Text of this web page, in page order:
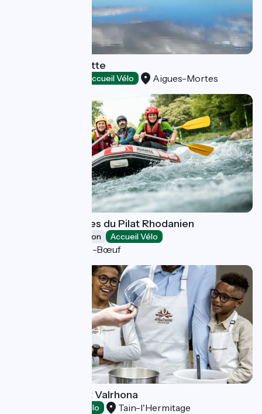
Etang de la Marette
Accueil Vélo Aigues-Mortes
Espace Eaux Vives du Pilat Rhodanien
Leisure and recreation Accueil Vélo
Saint-Pierre-de-Bœuf
Cité du Chocolat Valrhona
Accueil Vélo Tain-l'Hermitage